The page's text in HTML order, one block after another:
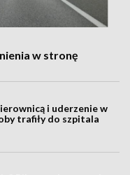
w stronę
i uderzenie w
trafiły do szpitala